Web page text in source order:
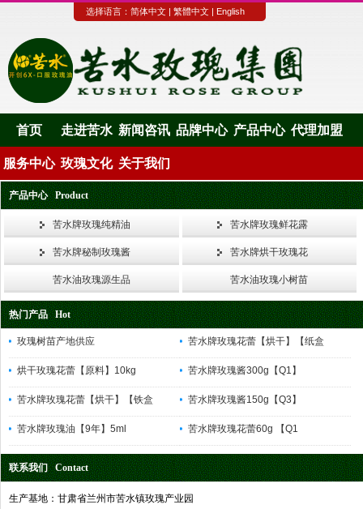
选择语言： 简体中文 | 繁體中文 | English
首页 走进苦水 新闻咨讯 品牌中心 产品中心 代理加盟
服务中心 玫瑰文化 关于我们
产品中心 Product
苦水牌玫瑰纯精油 苦水牌玫瑰鲜花露
苦水牌秘制玫瑰酱 苦水牌烘干玫瑰花
苦水油玫瑰源生品 苦水油玫瑰小树苗
热门产品 Hot
玫瑰树苗产地供应 苦水牌玫瑰花蕾【烘干】【纸盒
烘干玫瑰花蕾【原料】10kg 苦水牌玫瑰酱300g【Q1】
苦水牌玫瑰花蕾【烘干】【铁盒 苦水牌玫瑰酱150g【Q3】
苦水牌玫瑰油【9年】5ml 苦水牌玫瑰花蕾60g 【Q1
联系我们 Contact
生产基地：甘肃省兰州市苦水镇玫瑰产业园